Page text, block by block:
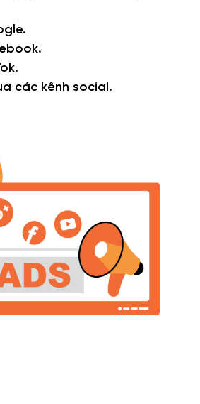
các kênh social.